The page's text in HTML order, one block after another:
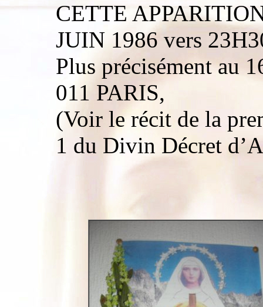
CETTE
JUIN 1986 vers
Plus précisément au
011 PARIS,
(Voir le récit de la
1 du Divin Décret